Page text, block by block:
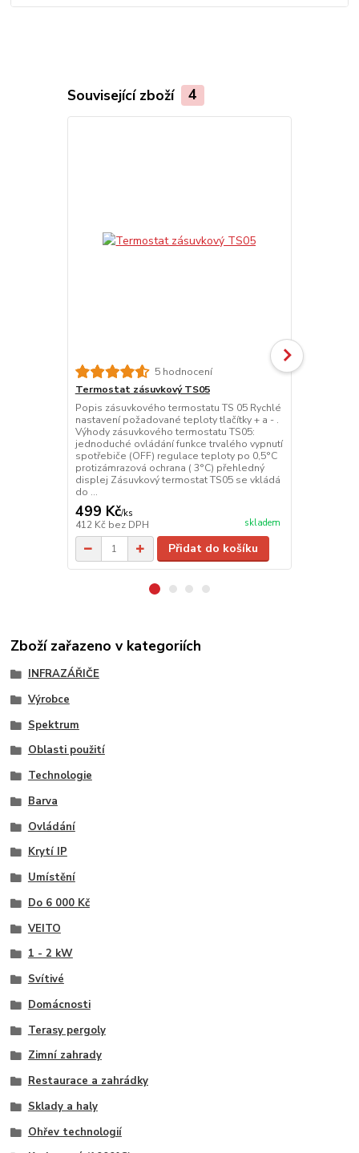
Související zboží 4
5 hodnocení
Termostat zásuvkový TS05
Popis zásuvkového termostatu TS 05 Rychlé
nastavení požadované teploty tlačítky + a - .
Výhody zásuvkového termostatu TS05:
jednoduché ovládání funkce trvalého vypnutí
spotřebiče (OFF) regulace teploty po 0,5°C
protizámrazová ochrana ( 3°C) přehledný
displej Zásuvkový termostat TS05 se vkládá
do ...
499 Kč/ks
412 Kč bez DPH skladem
Přidat do košíku
Zboží zařazeno v kategoriích
INFRAZÁŘIČE
Výrobce
Spektrum
Oblasti použití
Technologie
Barva
Ovládání
Krytí IP
Umístění
Do 6 000 Kč
VEITO
1 - 2 kW
Svítivé
Domácnosti
Terasy pergoly
Zimní zahrady
Restaurace a zahrádky
Sklady a haly
Ohřev technologií